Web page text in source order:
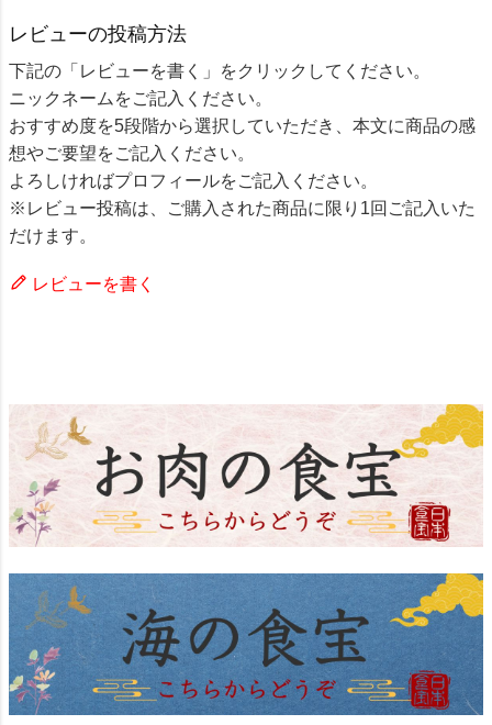
レビューの投稿方法
下記の「レビューを書く」をクリックしてください。
ニックネームをご記入ください。
おすすめ度を5段階から選択していただき、本文に商品の感
想やご要望をご記入ください。
よろしければプロフィールをご記入ください。
※レビュー投稿は、ご購入された商品に限り1回ご記入いた
だけます。
レビューを書く